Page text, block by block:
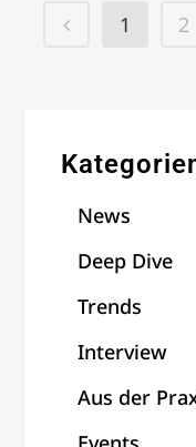
1 2
News
Deep Dive
Trends
Interview
Aus der